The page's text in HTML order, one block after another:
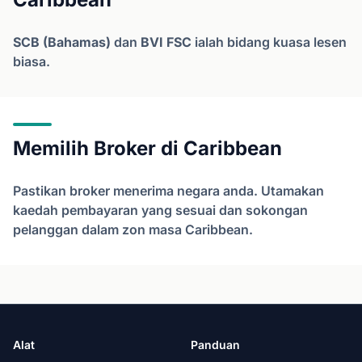
SCB (Bahamas) dan BVI FSC ialah bidang kuasa lesen
biasa.
Memilih Broker di Caribbean
Pastikan broker menerima negara anda. Utamakan
kaedah pembayaran yang sesuai dan sokongan
pelanggan dalam zon masa Caribbean.
Alat Panduan